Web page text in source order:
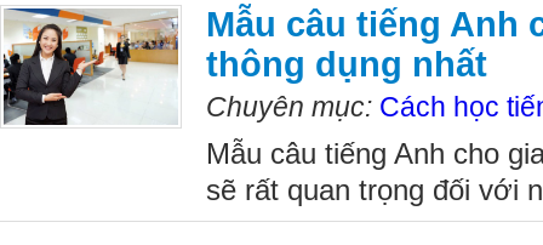
Mẫu câu tiếng Anh
thông dụng nhất
Chuyên mục: Cách học
Mẫu câu tiếng Anh cho
sẽ rất quan trọng đối với